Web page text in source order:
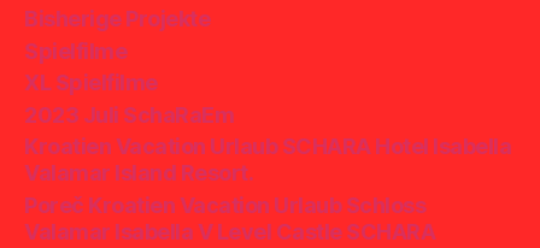
Bisherige Projekte
Spielfilme
XL Spielfilme
2023 Juli SchaRaEm
Kroatien Vacation Urlaub SCHARA Hotel Isabella
Valamar Island Resort.
Poreč Kroatien Vacation Urlaub Schloss
Valamar Isabella V Level Castle SCHARA